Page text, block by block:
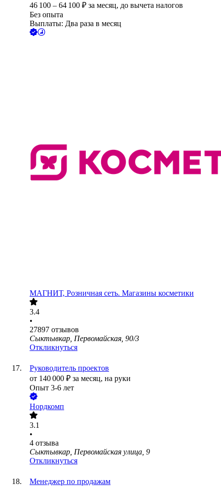
46 100 – 64 100 ₽ за месяц, до вычета налогов
Без опыта
Выплаты: Два раза в месяц
МАГНИТ, Розничная сеть. Магазины косметики
3.4
•
27897 отзывов
Сыктывкар, Первомайская, 90/3
Откликнуться
Руководитель проектов
от 140 000 ₽ за месяц, на руки
Опыт 3-6 лет
Нордкомп
3.1
•
4 отзыва
Сыктывкар, Первомайская улица, 9
Откликнуться
Менеджер по продажам